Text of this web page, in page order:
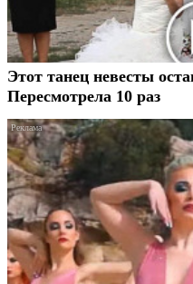
Этот танец невесты
Пересмотрела 10 раз